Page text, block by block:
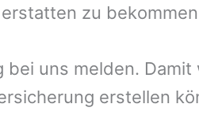
zu
uns melden.
erstellen